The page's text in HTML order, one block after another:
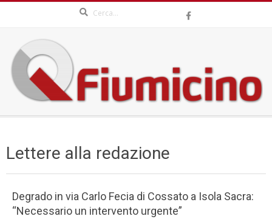
content
QFIUMICINO.COM
Menu
Lettere alla redazione
Degrado in via Carlo Fecia di Cossato a Isola Sacra:
“Necessario un intervento urgente”